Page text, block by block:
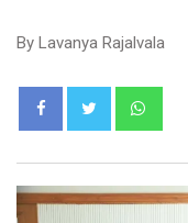
By Lavanya Rajalvala